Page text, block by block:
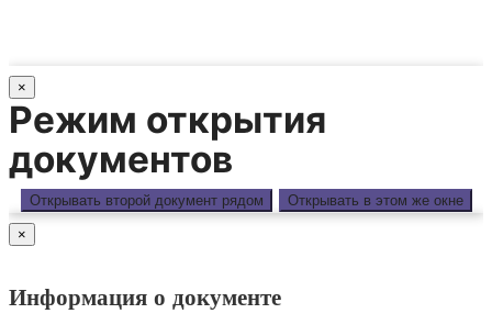
×
Режим открытия
документов
Открывать второй документ рядом Открывать в этом же окне
×
Информация о документе